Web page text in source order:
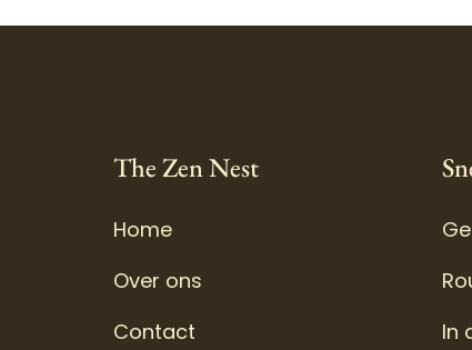
The Zen Nest
Home
Over ons
Contact
In